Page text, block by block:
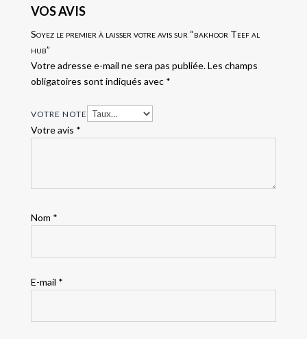
VOS AVIS
Soyez le premier à laisser votre avis sur “bakhoor Teef al
hub”
Votre adresse e-mail ne sera pas publiée.Les champs
obligatoires sont indiqués avec *
VOTRE NOTE
Votre avis *
Nom *
E-mail *